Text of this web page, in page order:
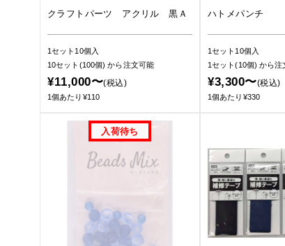
クラフトパーツ アクリル 黒Ａ
1セット10個入
10セット(100個)から注文可能
¥11,000〜(税込)
1個あたり¥110
ハトメパンチ
1セット10個入
1セット(10個)から注
¥3,300〜(税込)
1個あたり¥330